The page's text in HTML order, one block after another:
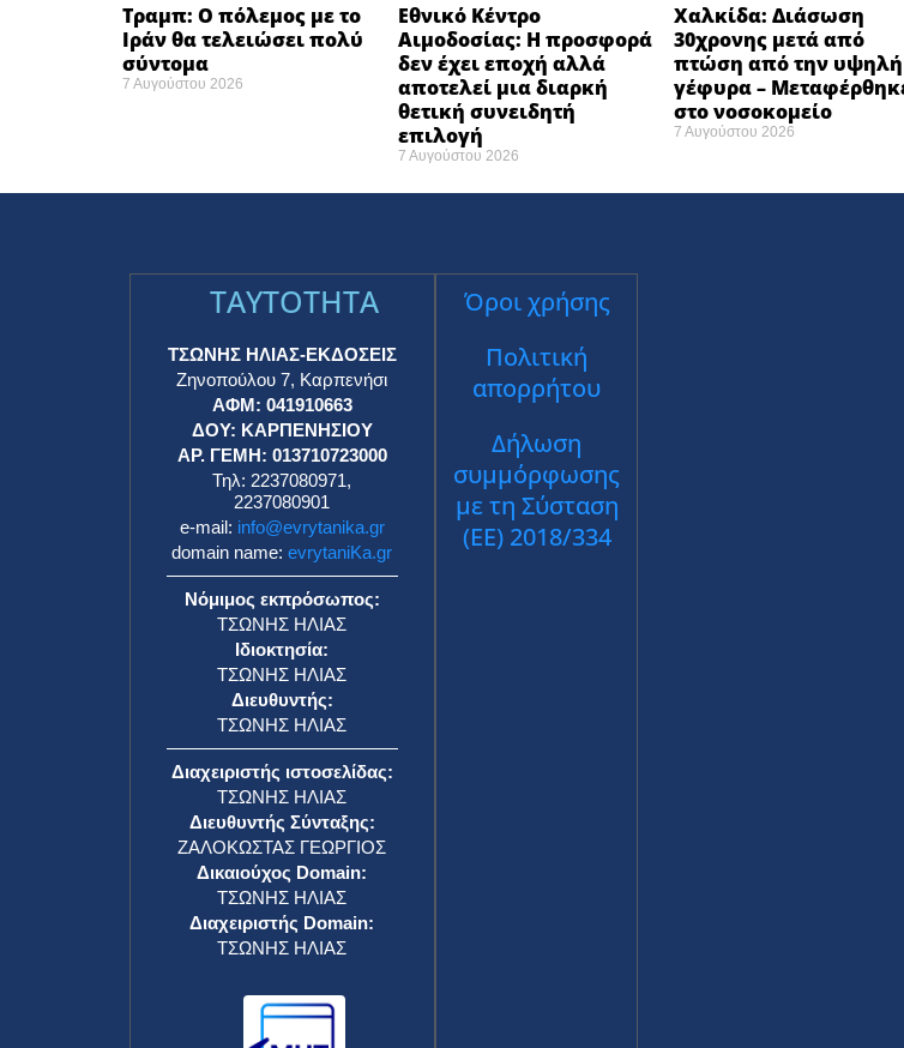
Τραμπ: Ο πόλεμος με το
Ιράν θα τελειώσει πολύ
σύντομα ​
7 Αυγούστου 2026
Εθνικό Κέντρο
Αιμοδοσίας: H προσφορά
δεν έχει εποχή αλλά
αποτελεί μια διαρκή
θετική συνειδητή
επιλογή ​
7 Αυγούστου 2026
Χαλκίδα: Διάσωση
30χρονης μετά από
πτώση από την υψηλή
γέφυρα –
στο νοσοκομείο ​
7 Αυγούστου 2026
TAYTOTHTA
ΤΣΩΝΗΣ ΗΛΙΑΣ-ΕΚΔΟΣΕΙΣ
Ζηνοπούλου 7, Καρπενήσι
ΑΦΜ: 041910663
ΔΟΥ: ΚΑΡΠΕΝΗΣΙΟΥ
ΑΡ. ΓΕΜΗ: 013710723000
Τηλ: 2237080971,
2237080901
e-mail: info@evrytanika.gr
domain name:evrytaniKa.gr
Νόμιμος εκπρόσωπος:
ΤΣΩΝΗΣ ΗΛΙΑΣ
Ιδιοκτησία:
ΤΣΩΝΗΣ ΗΛΙΑΣ
Διευθυντής:
ΤΣΩΝΗΣ ΗΛΙΑΣ
Διαχειριστής ιστοσελίδας:
ΤΣΩΝΗΣ ΗΛΙΑΣ
Διευθυντής Σύνταξης:
ΖΑΛΟΚΩΣΤΑΣ ΓΕΩΡΓΙΟΣ
Δικαιούχος Domain:
ΤΣΩΝΗΣ ΗΛΙΑΣ
Διαχειριστής Domain:
ΤΣΩΝΗΣ ΗΛΙΑΣ
Όροι χρήσης
Πολιτική
απορρήτου
Δήλωση
συμμόρφωσης
με τη Σύσταση
(ΕΕ) 2018/334